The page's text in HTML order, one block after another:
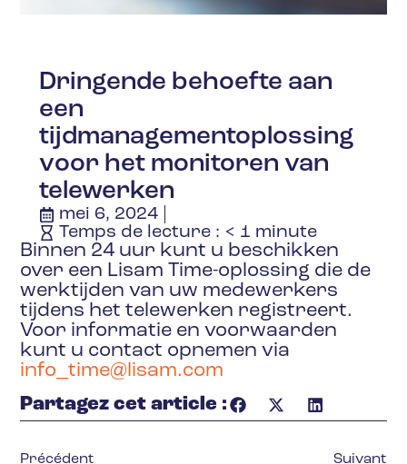
Dringende behoefte aan
een
tijdmanagementoplossing
voor het monitoren van
telewerken
mei 6, 2024
Temps de lecture : < 1 minute
Binnen 24 uur kunt u beschikken
over een Lisam Time-oplossing die de
werktijden van uw medewerkers
tijdens het telewerken registreert.
Voor informatie en voorwaarden
kunt u contact opnemen via
info_time@lisam.com
Partagez cet article :
Précédent Suivant